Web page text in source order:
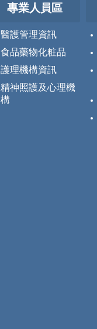
專業人員區
醫護管理資訊
食品藥物化粧品
護理機構資訊
精神照護及心理機
構